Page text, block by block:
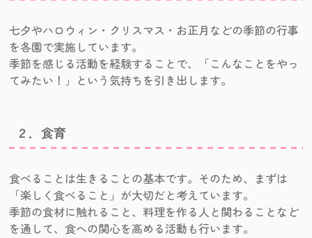
七夕やハロウィン・クリスマス・お正月などの季節の行事
を各園で実施しています。
季節を感じる活動を経験することで、「こんなことをやっ
てみたい！」という気持ちを引き出します。
２．食育
食べることは生きることの基本です。そのため、まずは
「楽しく食べること」が大切だと考えています。
季節の食材に触れること、料理を作る人と関わることなど
を通して、食への関心を高める活動も行います。